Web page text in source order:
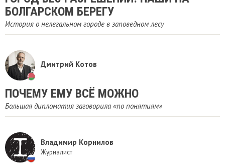
БОЛГАРСКОМ БЕРЕГУ
История о нелегальном городе в заповедном лесу
Дмитрий Котов
ПОЧЕМУ ЕМУ ВСЁ МОЖНО
Большая дипломатия заговорила «по понятиям»
Владимир Корнилов
Журналист